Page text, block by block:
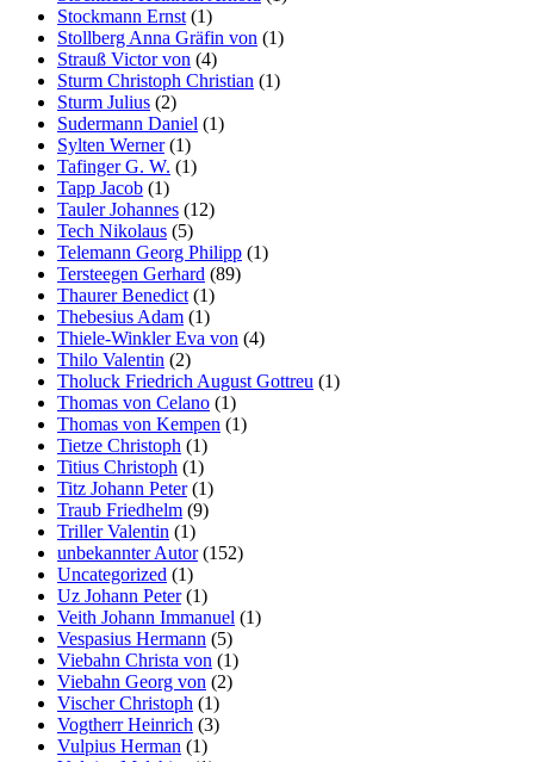
Stockmann Ernst (1)
Stollberg Anna Gräfin von (1)
Strauß Victor von (4)
Sturm Christoph Christian (1)
Sturm Julius (2)
Sudermann Daniel (1)
Sylten Werner(1)
Tafinger G. W. (1)
Tapp Jacob (1)
Tauler Johannes (12)
Tech Nikolaus (5)
Telemann Georg Philipp (1)
Tersteegen Gerhard (89)
Thaurer Benedict (1)
Thebesius Adam (1)
Thiele-Winkler Eva von (4)
Thilo Valentin (2)
Tholuck Friedrich August Gottreu (1)
Thomas von Celano (1)
Thomas von Kempen (1)
Tietze Christoph (1)
Titius Christoph (1)
Titz Johann Peter(1)
Traub Friedhelm (9)
Triller Valentin (1)
unbekannter Autor(152)
Uncategorized (1)
Uz Johann Peter(1)
Veith Johann Immanuel (1)
Vespasius Hermann (5)
Viebahn Christa von (1)
Viebahn Georg von (2)
Vischer Christoph (1)
Vogtherr Heinrich (3)
Vulpius Herman (1)